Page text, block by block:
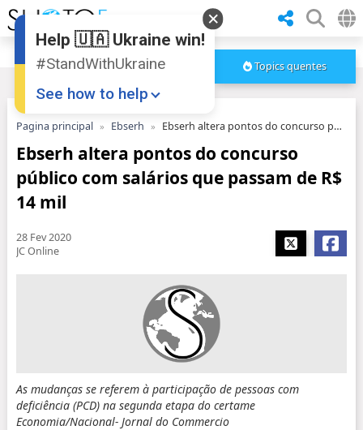
Topics quentes
Pagina principal Ebserh Ebserh altera pontos do concurso público com salários que passam de R$ 14 mil
Ebserh altera pontos do concurso
público com salários que passam de R$
14 mil
28 Fev 2020
JC Online
As mudanças se referem à participação de pessoas com
deficiência (PCD) na segunda etapa do certame
Economia/Nacional- Jornal do Commercio
Help 🇺🇦 Ukraine win!
#StandWithUkraine
See how to help
Donate
Share this widget
📌